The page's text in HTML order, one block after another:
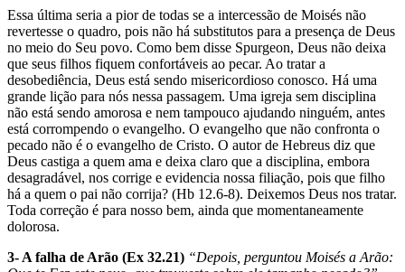
Essa última seria a pior de todas se a intercessão de Moisés não
revertesse o quadro, pois não há substitutos para a presença de Deus
no meio do Seu povo. Como bem disse Spurgeon, Deus não deixa
que seus filhos fiquem confortáveis ao pecar. Ao tratar a
desobediência, Deus está sendo misericordioso conosco. Há uma
grande lição para nós nessa passagem. Uma igreja sem disciplina
não está sendo amorosa e nem tampouco ajudando ninguém, antes
está corrompendo o evangelho. O evangelho que não confronta o
pecado não é o evangelho de Cristo. O autor de Hebreus diz que
Deus castiga a quem ama e deixa claro que a disciplina, embora
desagradável, nos corrige e evidencia nossa filiação, pois que filho
há a quem o pai não corrija? (Hb 12.6-8). Deixemos Deus nos tratar.
Toda correção é para nosso bem, ainda que momentaneamente
dolorosa.
3- A falha de Arão (Ex 32.21) “Depois, perguntou Moisés a Arão: